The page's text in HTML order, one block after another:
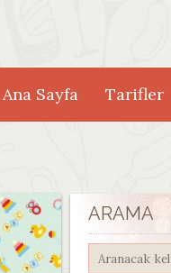
Tarifler
Ana Sayfa
ARAMA